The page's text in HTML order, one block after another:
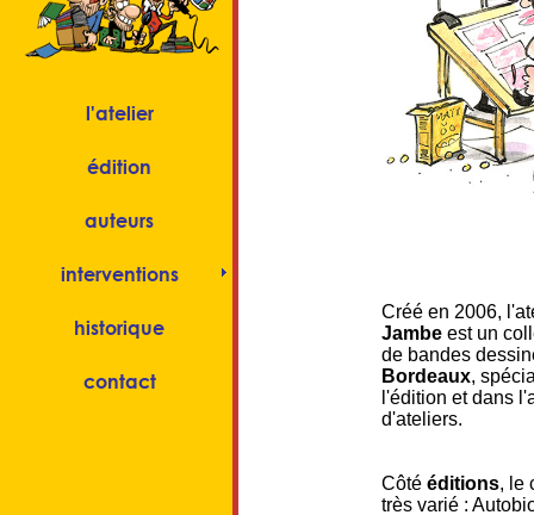
l'atelier
édition
auteurs
interventions
historique
contact
Créé en 2006,
Jambe est un
de bandes
Bordeaux,
l'édition et dans
d'ateliers.
Côté éditions, le
très varié :